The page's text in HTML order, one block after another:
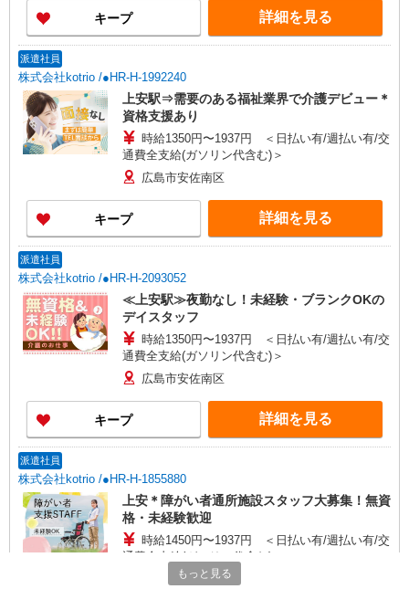
キープ 詳細を見る
派遣社員
株式会社kotrio /●HR-H-1992240
上安駅⇒需要のある福祉業界で介護デビュー＊
資格支援あり
時給1350円〜1937円 ＜日払い有/週払い有/交
通費全支給(ガソリン代含む)＞
広島市安佐南区
キープ 詳細を見る
派遣社員
株式会社kotrio /●HR-H-2093052
≪上安駅≫夜勤なし！未経験・ブランクOKの
デイスタッフ
時給1350円〜1937円 ＜日払い有/週払い有/交
通費全支給(ガソリン代含む)＞
広島市安佐南区
キープ 詳細を見る
派遣社員
株式会社kotrio /●HR-H-1855880
上安＊障がい者通所施設スタッフ大募集！無資
格・未経験歓迎
時給1450円〜1937円 ＜日払い有/週払い有/交
通費全支給(ガソリン代含む)＞
広島市安佐南区
もっと見る